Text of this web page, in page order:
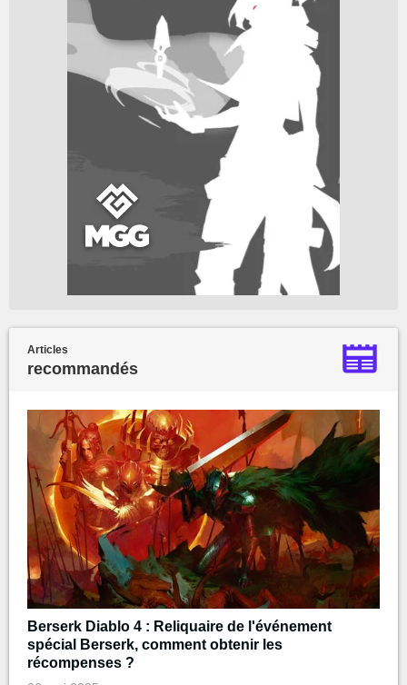
Articles
recommandés
Berserk Diablo 4 : Reliquaire de l'événement
spécial Berserk, comment obtenir les
récompenses ?